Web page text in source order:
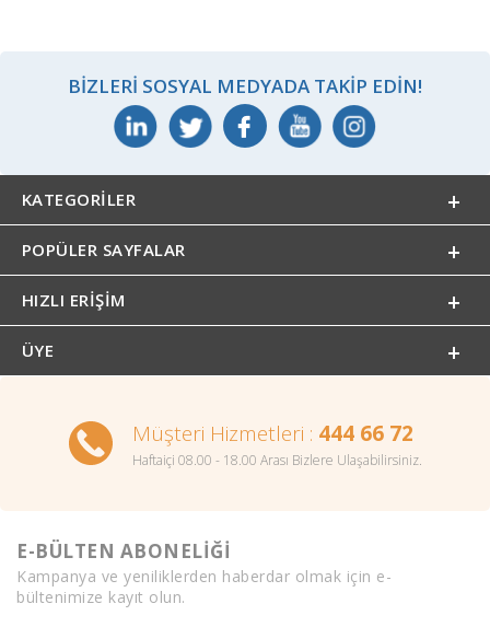
BIZLERI SOSYAL MEDYADA TAKIP EDIN!
KATEGORILER
POPÜLER SAYFALAR
HIZLI ERIŞIM
ÜYE
Müşteri Hizmetleri : 444 66 72
Haftaiçi 08.00 - 18.00 Arası Bizlere Ulaşabilirsiniz.
E-BÜLTEN ABONELİĞİ
Kampanya ve yeniliklerden haberdar olmak için e-
bültenimize kayıt olun.